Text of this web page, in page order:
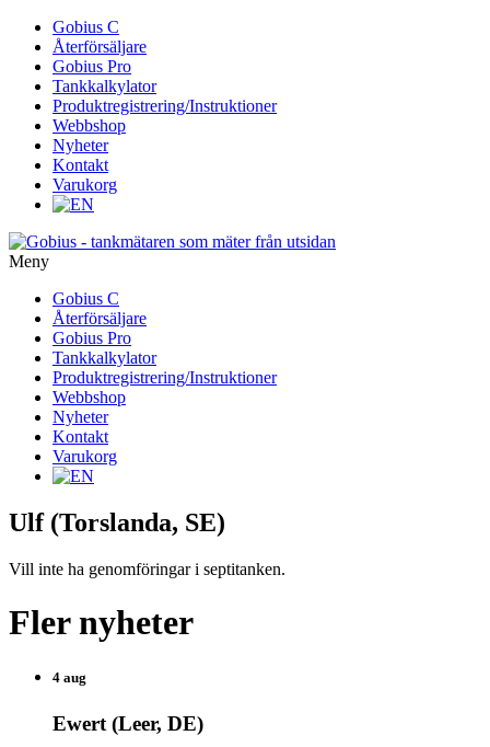
vidare
innehåll
Gobius C
Återförsäljare
Gobius Pro
Tankkalkylator
Produktregistrering/Instruktioner
Webbshop
Nyheter
Kontakt
Varukorg
Meny
vidare
innehåll
Gobius C
Återförsäljare
Gobius Pro
Tankkalkylator
Produktregistrering/Instruktioner
Webbshop
Nyheter
Kontakt
Varukorg
Ulf (Torslanda, SE)
Vill inte ha genomföringar i septitanken.
Fler nyheter
4 aug
Ewert (Leer, DE)